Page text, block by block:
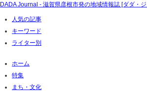
DADA Journal - 滋賀県彦根市発の地域情報誌 [ダダ・
人気の記事
キーワード
ライター別
ホーム
特集
まち・文化